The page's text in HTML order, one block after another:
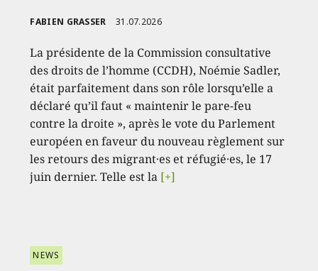
FABIEN GRASSER 31.07.2026
La présidente de la Commission consultative
des droits de l’homme (CCDH), Noémie Sadler,
était parfaitement dans son rôle lorsqu’elle a
déclaré qu’il faut « maintenir le pare-feu
contre la droite », après le vote du Parlement
européen en faveur du nouveau règlement sur
les retours des migrant·es et réfugié·es, le 17
juin dernier. Telle est la [+]
NEWS